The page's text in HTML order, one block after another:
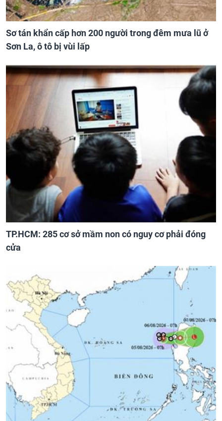
Sơ tán khẩn cấp hơn 200 người trong đêm mưa lũ ở
Sơn La, ô tô bị vùi lấp
TP.HCM: 285 cơ sở mầm non có nguy cơ phải đóng
cửa